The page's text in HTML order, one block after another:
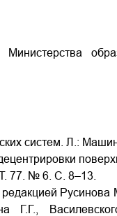
систем. Л.:
77. № 6. С. 8–13.
Г.Г.,